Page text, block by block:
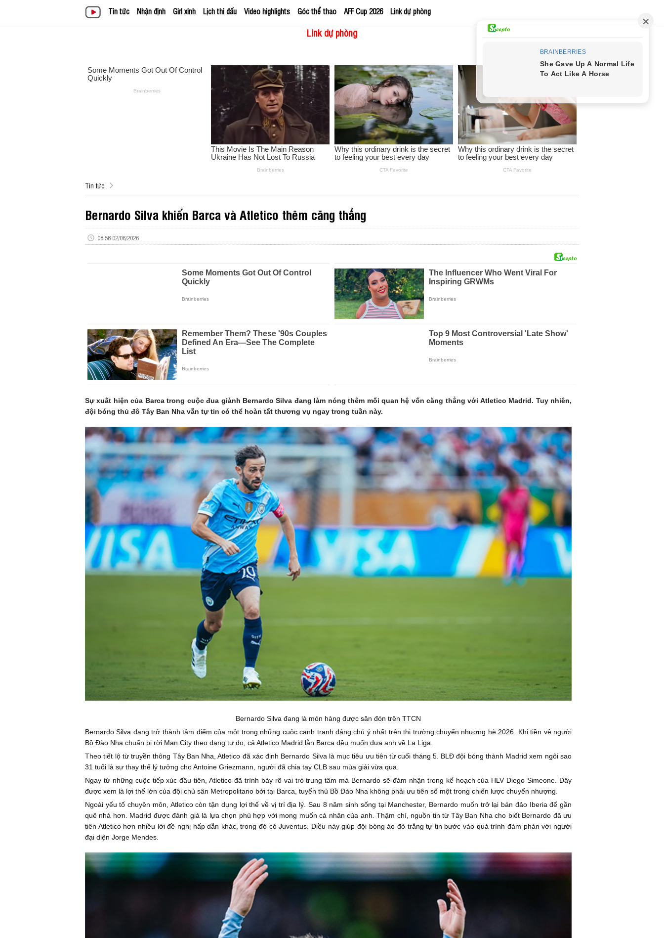
Tin tức Nhận định Girl xinh Lịch thi đấu Video highlights Góc thể thao AFF Cup 2026 Link dự phòng
Link dự phòng
Tin tức
Bernardo Silva khiến Barca và Atletico thêm căng thẳng
08:58 02/06/2026
Sự xuất hiện của Barca trong cuộc đua giành Bernardo Silva đang làm nóng thêm mối quan hệ vốn căng thẳng với Atletico Madrid. Tuy nhiên,
đội bóng thủ đô Tây Ban Nha vẫn tự tin có thể hoàn tất thương vụ ngay trong tuần này.
Bernardo Silva đang là món hàng được săn đón trên TTCN
Bernardo Silva đang trở thành tâm điểm của một trong những cuộc cạnh tranh đáng chú ý nhất trên thị trường chuyển nhượng hè 2026. Khi tiền vệ người
Bồ Đào Nha chuẩn bị rời Man City theo dạng tự do, cả Atletico Madrid lẫn Barca đều muốn đưa anh về La Liga.
Theo tiết lộ từ truyền thông Tây Ban Nha, Atletico đã xác định Bernardo Silva là mục tiêu ưu tiên từ cuối tháng 5. BLĐ đội bóng thành Madrid xem ngôi sao
31 tuổi là sự thay thế lý tưởng cho Antoine Griezmann, người đã chia tay CLB sau mùa giải vừa qua.
Ngay từ những cuộc tiếp xúc đầu tiên, Atletico đã trình bày rõ vai trò trung tâm mà Bernardo sẽ đảm nhận trong kế hoạch của HLV Diego Simeone. Đây
được xem là lợi thế lớn của đội chủ sân Metropolitano bởi tại Barca, tuyển thủ Bồ Đào Nha không phải ưu tiên số một trong chiến lược chuyển nhượng.
Ngoài yếu tố chuyên môn, Atletico còn tận dụng lợi thế về vị trí địa lý. Sau 8 năm sinh sống tại Manchester, Bernardo muốn trở lại bán đảo Iberia để gần
quê nhà hơn. Madrid được đánh giá là lựa chọn phù hợp với mong muốn cá nhân của anh. Thậm chí, nguồn tin từ Tây Ban Nha cho biết Bernardo đã ưu
tiên Atletico hơn nhiều lời đề nghị hấp dẫn khác, trong đó có Juventus. Điều này giúp đội bóng áo đỏ trắng tự tin bước vào quá trình đàm phán với người
đại diện Jorge Mendes.